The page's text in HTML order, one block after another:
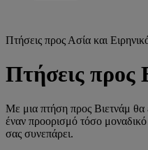
Πτήσεις προς Ασία και
Πτήσεις προς
Με μια πτήση προς Βιετνάμ θα
έναν προορισμό τόσο
σας συνεπάρει.